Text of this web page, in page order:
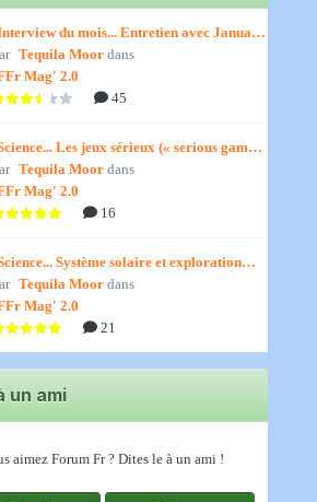
du mois... Entretien avec January,
Titenath
Tequila Moor dans
Mag' 2.0
45
Les jeux sérieux (« serious games
par Jedino
Tequila Moor dans
Mag' 2.0
16
Système solaire et exploration
par Jedino
Tequila Moor dans
Mag' 2.0
21
un ami
aimez Forum Fr ? Dites le à un ami !